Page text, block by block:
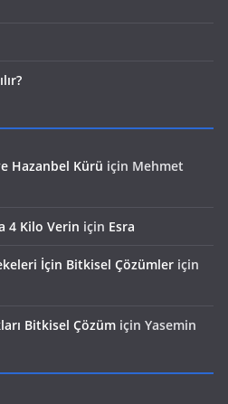
Hazanbel Kürü için Mehmet
4 Kilo Verin için Esra
İçin Bitkisel Çözümler için
Bitkisel Çözüm için Yasemin